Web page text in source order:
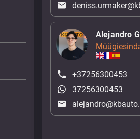
Alejandro
+37256300453
37256300453